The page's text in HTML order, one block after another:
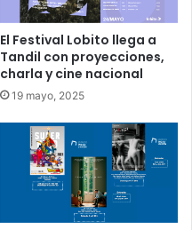
El Festival Lobito llega a
Tandil con proyecciones,
charla y cine nacional
19 mayo, 2025